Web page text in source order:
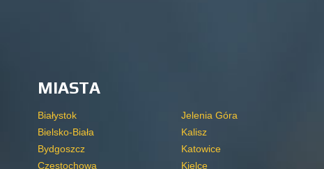
MIASTA
Białystok
Bielsko-Biała
Bydgoszcz
Częstochowa
Jelenia Góra
Kalisz
Katowice
Kielce